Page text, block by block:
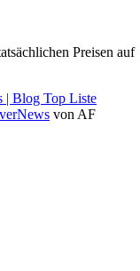
Preisen auf
von AF